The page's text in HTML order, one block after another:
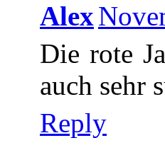
Alex
Die rote
auch sehr
Reply